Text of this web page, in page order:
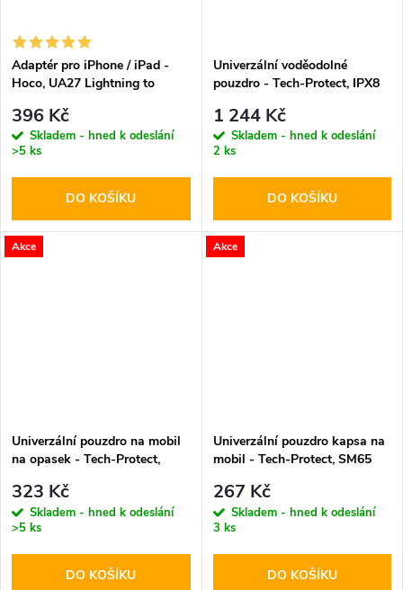
Adaptér pro iPhone / iPad -
Hoco, UA27 Lightning to
396 Kč
Skladem - hned k odeslání
>5 ks
DO KOŠÍKU
Univerzální voděodolné
pouzdro - Tech-Protect, IPX8
Orange
1 244 Kč
Skladem - hned k odeslání
2 ks
DO KOŠÍKU
Akce
Univerzální pouzdro na mobil
na opasek - Tech-Protect,
323 Kč
Skladem - hned k odeslání
>5 ks
DO KOŠÍKU
Akce
Univerzální pouzdro kapsa na
mobil - Tech-Protect, SM65
267 Kč
Skladem - hned k odeslání
3 ks
DO KOŠÍKU